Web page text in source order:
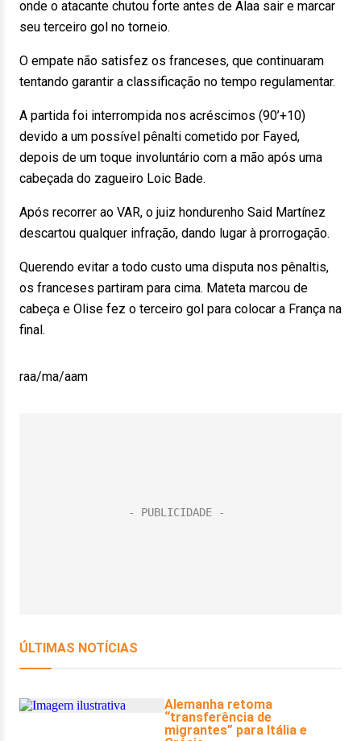
onde o atacante chutou forte antes de Alaa sair e marcar
seu terceiro gol no torneio.
O empate não satisfez os franceses, que continuaram
tentando garantir a classificação no tempo regulamentar.
A partida foi interrompida nos acréscimos (90’+10)
devido a um possível pênalti cometido por Fayed,
depois de um toque involuntário com a mão após uma
cabeçada do zagueiro Loic Bade.
Após recorrer ao VAR, o juiz hondurenho Said Martínez
descartou qualquer infração, dando lugar à prorrogação.
Querendo evitar a todo custo uma disputa nos pênaltis,
os franceses partiram para cima. Mateta marcou de
cabeça e Olise fez o terceiro gol para colocar a França na
final.
raa/ma/aam